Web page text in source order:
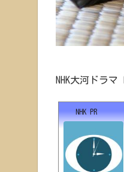
NHK大河ドラ
NHK_PR